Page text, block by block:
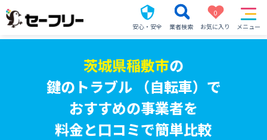
安心・安全 業者検索
0
お気に入り
メニュー
茨城県稲敷市の
鍵のトラブル （自転車）で
おすすめの事業者を
料金と口コミで簡単比較